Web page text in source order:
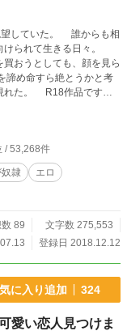
望していた。 誰からも相
られて生きる日々。
おうとしても、顔を見ら
め命すら絶とうかと考
です。
/ 53,268件
隷
エロ
89
文字数 275,553
登録日 2018.12.12
に入り追加 324
愛い恋人見つけま